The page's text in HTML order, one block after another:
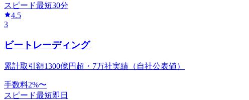
スピード最短30分
4.5
3
ビートレーディング
累計取引額1300億円超・7万社実績（自社公表値）
手数料2%〜
スピード最短即日